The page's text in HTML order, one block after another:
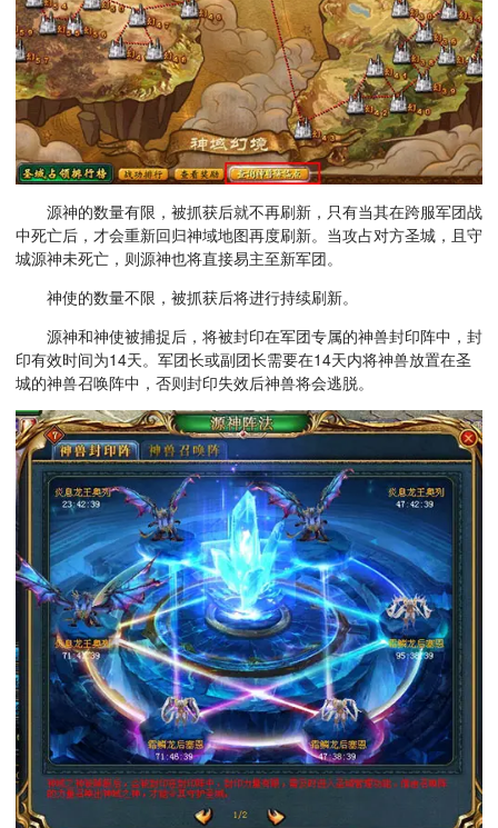
源神的数量有限，被抓获后就不再刷新，只有当其在跨服军团战
中死亡后，才会重新回归神域地图再度刷新。当攻占对方圣城，且守
城源神未死亡，则源神也将直接易主至新军团。
神使的数量不限，被抓获后将进行持续刷新。
源神和神使被捕捉后，将被封印在军团专属的神兽封印阵中，封
印有效时间为14天。军团长或副团长需要在14天内将神兽放置在圣
城的神兽召唤阵中，否则封印失效后神兽将会逃脱。